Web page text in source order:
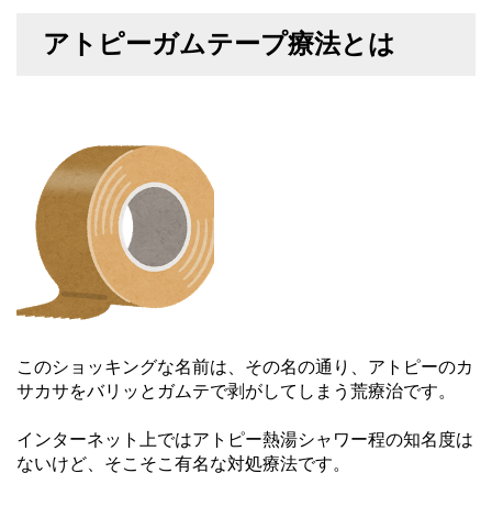
アトピーガムテープ療法とは
このショッキングな名前は、その名の通り、アトピーのカ
サカサをバリッとガムテで剥がしてしまう荒療治です。
インターネット上ではアトピー熱湯シャワー程の知名度は
ないけど、そこそこ有名な対処療法です。